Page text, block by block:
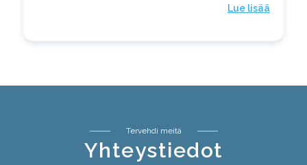
Lue lisää
Tervehdi meitä
Yhteystiedot